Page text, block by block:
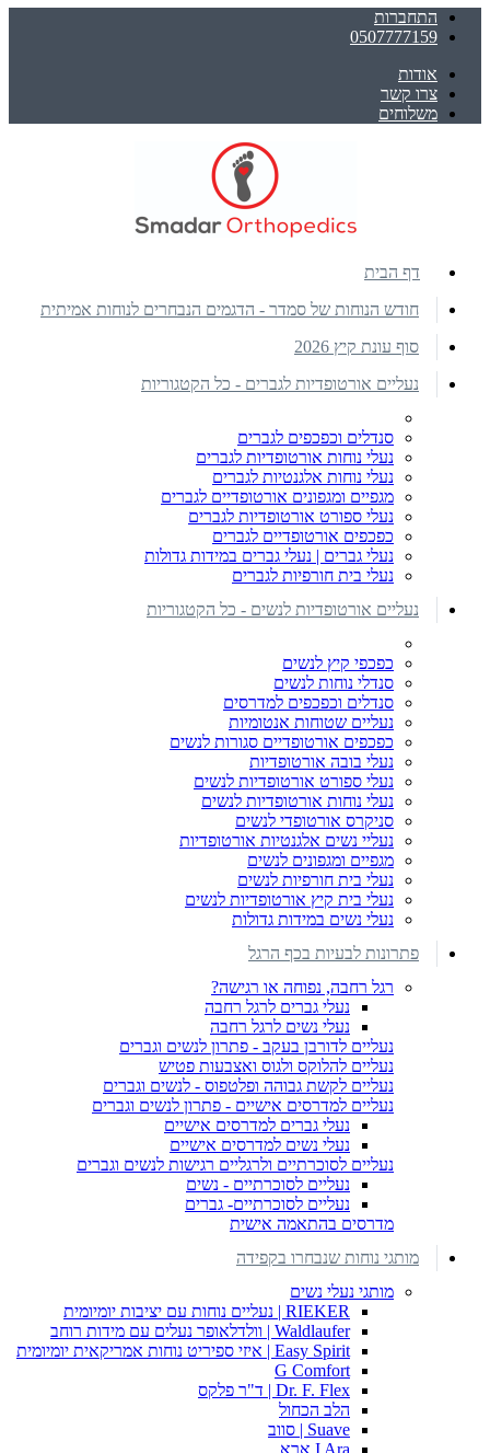
התחברות
0507777159
אודות
צרו קשר
משלוחים
דף הבית
חודש הנוחות של סמדר - הדגמים הנבחרים לנוחות אמיתית
סוף עונת קיץ 2026
נעליים אורטופדיות לגברים - כל הקטגוריות
סנדלים וכפכפים לגברים
נעלי נוחות אורטופדיות לגברים
נעלי נוחות אלגנטיות לגברים
מגפיים ומגפונים אורטופדיים לגברים
נעלי ספורט אורטופדיות לגברים
כפכפים אורטופדיים לגברים
נעלי גברים | נעלי גברים במידות גדולות
נעלי בית חורפיות לגברים
נעליים אורטופדיות לנשים - כל הקטגוריות
כפכפי קיץ לנשים
סנדלי נוחות לנשים
סנדלים וכפכפים למדרסים
נעליים שטוחות אנטומיות
כפכפים אורטופדיים סגורות לנשים
נעלי בובה אורטופדיות
נעלי ספורט אורטופדיות לנשים
נעלי נוחות אורטופדיות לנשים
סניקרס אורטופדי לנשים
נעליי נשים אלגנטיות אורטופדיות
מגפיים ומגפונים לנשים
נעלי בית חורפיות לנשים
נעלי בית קיץ אורטופדיות לנשים
נעלי נשים במידות גדולות
פתרונות לבעיות בכף הרגל
רגל רחבה, נפוחה או רגישה?
נעלי גברים לרגל רחבה
נעלי נשים לרגל רחבה
נעליים לדורבן בעקב - פתרון לנשים וגברים
נעליים להלוקס ולגוס ואצבעות פטיש
נעליים לקשת גבוהה ופלטפוס - לנשים וגברים
נעליים למדרסים אישיים - פתרון לנשים וגברים
נעלי גברים למדרסים אישיים
נעלי נשים למדרסים אישיים
נעליים לסוכרתיים ולרגליים רגישות לנשים וגברים
נעליים לסוכרתיים - נשים
נעליים לסוכרתיים- גברים
מדרסים בהתאמה אישית
מותגי נוחות שנבחרו בקפידה
מותגי נעלי נשים
RIEKER | נעליים נוחות עם יציבות יומיומית
Waldlaufer | וולדלאופר נעלים עם מידות רוחב
Easy Spirit | איזי ספיריט נוחות אמריקאית יומיומית
G Comfort
Dr. F. Flex | ד"ר פלקס
הלב הכחול
Suave | סווב
I Ara ארא